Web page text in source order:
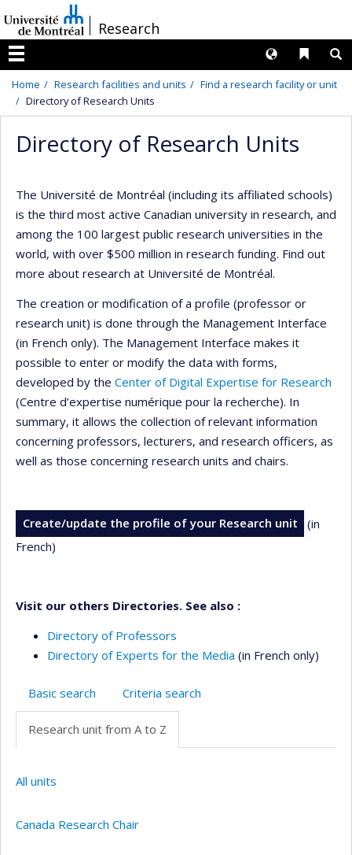
au
contenu
/Research
Menu
Liens
Langues
Home Research facilities and units
Find a research facility or unit
Directory of Research Units
Directory of Research Units
The Université de Montréal (including its affiliated schools)
is the third most active Canadian university in research, and
among the 100 largest public research universities in the
world, with over $500 million in research funding. Find out
more about research at Université de Montréal.
The creation or modification of a profile (professor or
research unit) is done through the Management Interface
(in French only). The Management Interface makes it
possible to enter or modify the data with forms,
developed by the Center of Digital Expertise for Research
(Centre d’expertise numérique pour la recherche). In
summary, it allows the collection of relevant information
concerning professors, lecturers, and research officers, as
well as those concerning research units and chairs.
Create/update the profile of your Research unit
(in
French)
Visit our others Directories. See also :
Directory of Professors
Directory of Experts for the Media (in French only)
Basic search Criteria search
Research unit from A to Z
All units
Canada Research Chair